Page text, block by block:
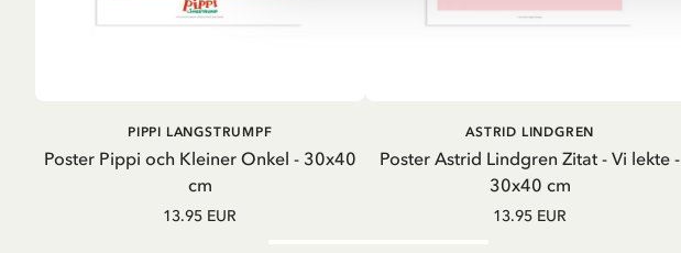
IN DEN WARENKORB
Poster Pippi och Kleiner Onkel - 30x40
cm
PIPPI LANGSTRUMPF
13.95 EUR
IN DEN WARENKORB
Poster Astrid Lindgren Zitat - Vi lekte -
30x40 cm
ASTRID LINDGREN
13.95 EUR